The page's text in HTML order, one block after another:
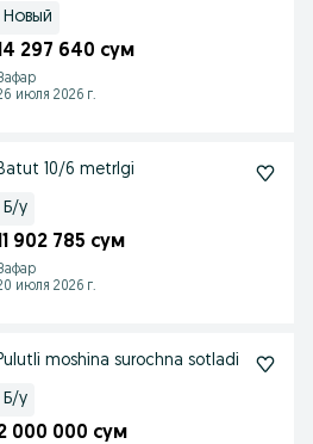
Новый
297 640 сум
июля 2026 г.
10/6 metrlgi
Б/у
902 785 сум
июля 2026 г.
moshina surochna sotladi
Б/у
000 000 сум